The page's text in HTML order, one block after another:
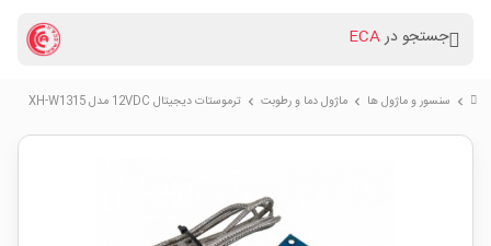
جستجو درECA
chevron_right سنسور و ماژول ها chevron_right ماژول دما و رطوبت chevron_right ترموستات دیجیتال 12VDC مدل XH-W1315